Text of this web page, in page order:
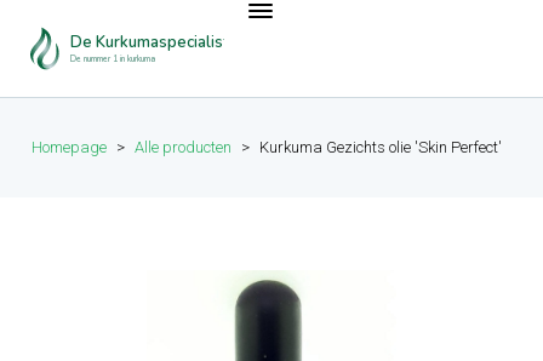
De Kurkumaspecialist
De nummer 1 in kurkuma
Homepage > Alle producten > Kurkuma Gezichts olie 'Skin Perfect'